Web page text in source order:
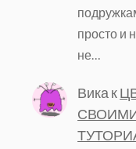
просто и
не…
Викак